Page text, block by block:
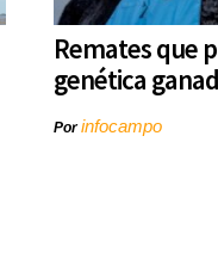
Remates que
genética
Porinfocampo